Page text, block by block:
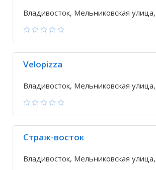
Владивосток, Мельниковская
Velopizza
Владивосток, Мельниковская
Страж-восток
Владивосток, Мельниковская